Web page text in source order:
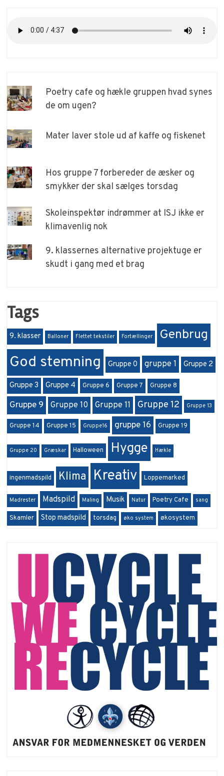
Poetry cafe og hækle gruppen hvad synes
de om ugen?
Mater laver stole ud af kaffe og fiskenet
Hos gruppe 7 forbereder de æsker og
smykker der skal sælges torsdag
Skoleinspektør indrømmer at ISJ ikke er
klimavenlig nok
9. klassernes alternative projektuge er
skudt i gang med et brag
Tags
9. klasser Balloner Flettet tekstiler Fortællinger Genbrug
God stemning Gruppe 0 gruppe 1 Gruppe 2
Gruppe 3 Gruppe 4 Gruppe 6 Gruppe 7 Gruppe 8
Gruppe 9 Gruppe 10 Gruppe 11 Gruppe 12 Gruppe 13
Gruppe 14 Gruppe 15 Gruppe16 gruppe 16 Gruppe 19
Gruppe 20 Græskar Halloween Hygge Hækle
ingenmadspild Klima Kreativ Loppemarked
Madrester Madspild Maling Musik Natur Poetry Cafe sang
Skamler Stop madspild torsdag øko system økosystem